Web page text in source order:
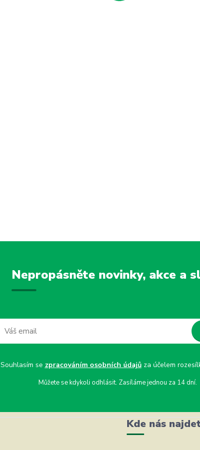
Nepropásněte novinky, akce a
Souhlasím se zpracováním osobních údajůza účelem
Můžete se kdykoli odhlásit. Zasíláme jednou za 14 dní.
Kde nás